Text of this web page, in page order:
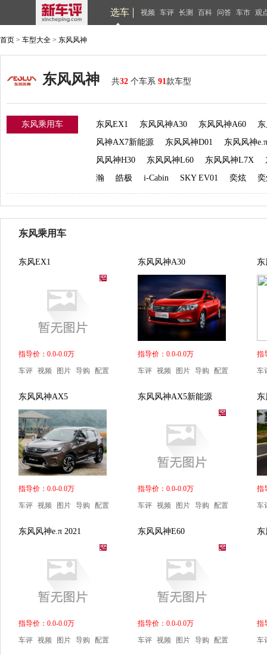
选车 视频 车评 长测 百科 问答 车市 观
首页 > 车型大全 > 东风风神
东风风神 共32 个车系 91款车型
东风乘用车 东风EX1 东风风神A30 东风风神A60
风神AX7新能源
东风风神D01
东风风神
风风神H30
东风风神L60 东风风神L7X
瀚
皓极 i-Cabin SKY EV01 奕炫 奕
东风乘用车
东风EX1
指导价：0.0-0.0万
车评 视频 图片 导购 配置
东风风神A30
指导价：0.0-0.0万
车评 视频 图片 导购 配置
指
车
东风风神AX5
指导价：0.0-0.0万
车评 视频 图片 导购 配置
东风风神AX5新能源
指导价：0.0-0.0万
车评 视频 图片 导购 配置
指
车
东风风神e.π 2021
指导价：0.0-0.0万
车评 视频 图片 导购 配置
东风风神E60
指导价：0.0-0.0万
车评 视频 图片 导购 配置
东
指
车